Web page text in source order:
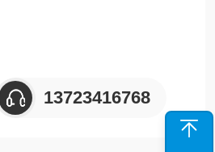
13723416768